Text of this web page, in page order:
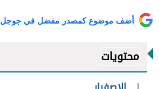
أضف موضوع كمصدر مفضل في جوجل
محتويات